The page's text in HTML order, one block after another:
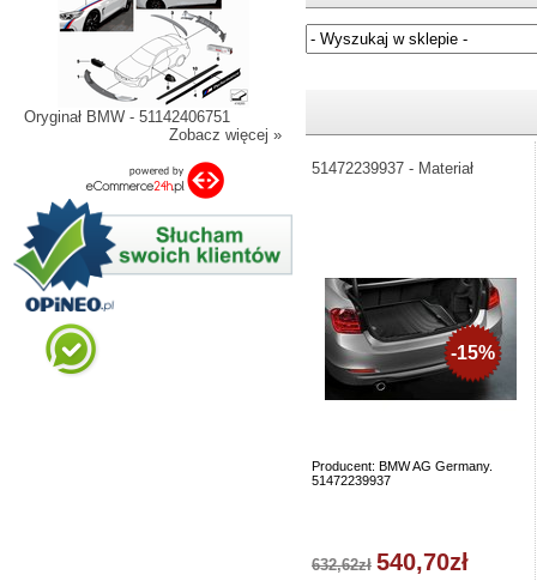
Oryginał BMW - 51142406751
Zobacz więcej »
51472239937 - Materiał
Producent: BMW AG Germany.
51472239937
-15%
632,62zł 540,70zł